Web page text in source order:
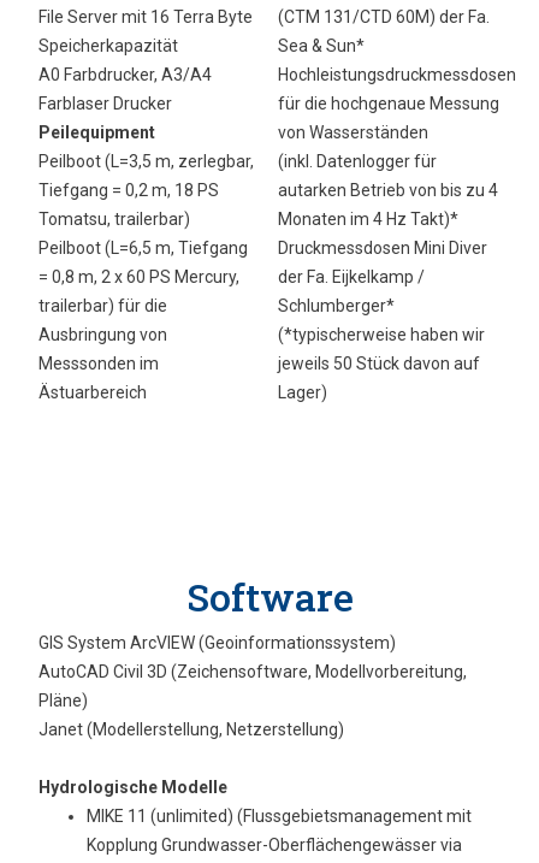
File Server mit 16 Terra Byte
Speicherkapazität
A0 Farbdrucker, A3/A4
Farblaser Drucker
Peilequipment
Peilboot (L=3,5 m, zerlegbar,
Tiefgang = 0,2 m, 18 PS
Tomatsu, trailerbar)
Peilboot (L=6,5 m, Tiefgang
= 0,8 m, 2 x 60 PS Mercury,
trailerbar) für die
Ausbringung von
Messsonden im
Ästuarbereich
(CTM 131/CTD 60M) der Fa.
Sea & Sun*
Hochleistungsdruckmessdosen
für die hochgenaue Messung
von Wasserständen
(inkl. Datenlogger für
autarken Betrieb von bis zu 4
Monaten im 4 Hz Takt)*
Druckmessdosen Mini Diver
der Fa. Eijkelkamp /
Schlumberger*
(*typischerweise haben wir
jeweils 50 Stück davon auf
Lager)
Software
GIS System ArcVIEW (Geoinformationssystem)
AutoCAD Civil 3D (Zeichensoftware, Modellvorbereitung,
Pläne)
Janet (Modellerstellung, Netzerstellung)
Hydrologische Modelle
MIKE 11 (unlimited) (Flussgebietsmanagement mit
Kopplung Grundwasser-Oberflächengewässer via